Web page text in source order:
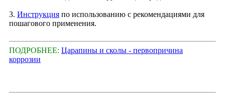
3. Инструкция по использованию с рекомендациями для
пошагового применения.
ПОДРОБНЕЕ: Царапины и сколы - первопричина
коррозии